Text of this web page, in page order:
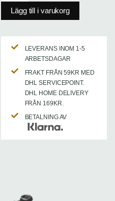
Lägg till i varukorg
LEVERANS INOM 1-5
ARBETSDAGAR
FRAKT FRÅN 59KR MED
DHL SERVICEPOINT.
DHL HOME DELIVERY
FRÅN 169KR.
BETALNING AV